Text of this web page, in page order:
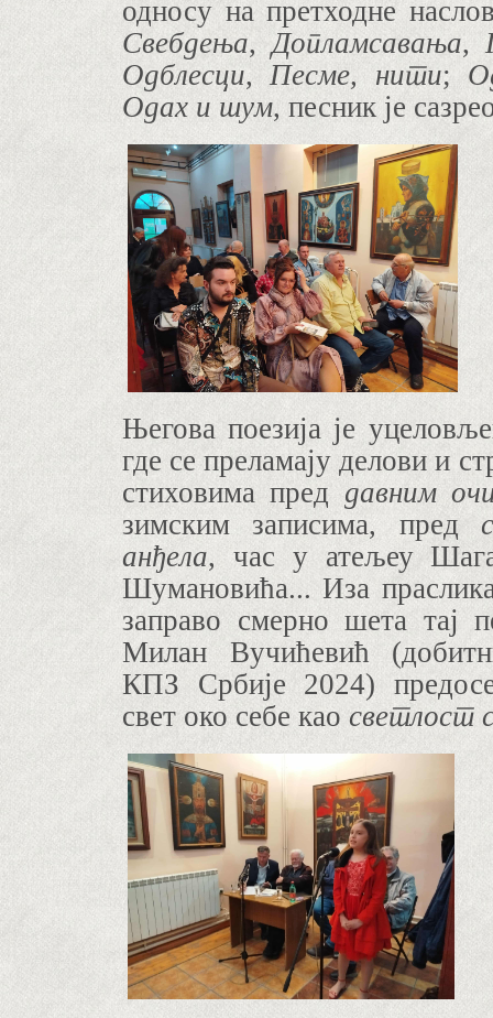
односу на претходне
Свебдења,Допламсавања,
Одблесци,Песме, нити;
Одах и шум, песник је
Његова поезија је
где се преламају делови и
стиховима пред давним
зимским записима, пред
анђела, час у атељеу
Шумановића... Иза
заправо смерно шета тај
Милан Вучићевић
КПЗ Србије 2024)
свет око себе као светлост